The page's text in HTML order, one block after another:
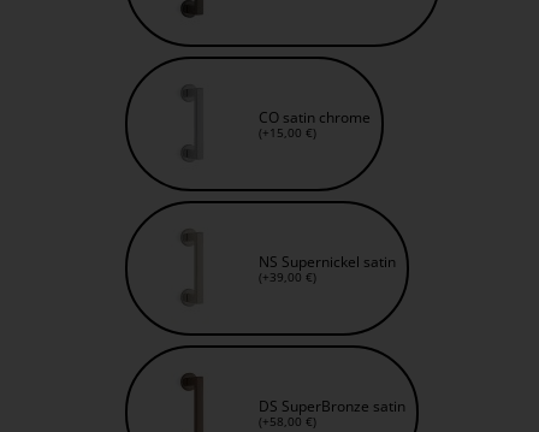
CO satin chrome
(+15,00 €)
NS Supernickel satin
(+39,00 €)
DS SuperBronze satin
(+58,00 €)